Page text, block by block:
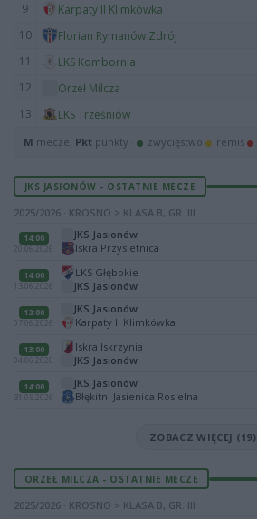
9
Karpaty II Klimkówka
10
Florian Rymanów Zdrój
11
LKS Kombornia
12
Orzeł Milcza
13
LKS Trześniów
M mecze, Pkt punkty · zwycięstwo remis
JKS JASIONÓW - OSTATNIE MECZE
2025/2026 · KROSNO > KLASA B, GR. III
14:00
20.06.2026
JKS Jasionów
Iskra Przysietnica
14:00
13.06.2026
LKS Głębokie
JKS Jasionów
13:00
07.06.2026
JKS Jasionów
Karpaty II Klimkówka
13:00
04.06.2026
Iskra Iskrzynia
JKS Jasionów
14:00
31.05.2026
JKS Jasionów
Błękitni Jasienica Rosielna
ZOBACZ WIĘCEJ (19)
ORZEŁ MILCZA - OSTATNIE MECZE
2025/2026 · KROSNO > KLASA B, GR. III